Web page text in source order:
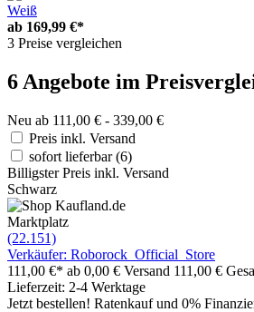
Weiß
ab 169,99 €*
3 Preise vergleichen
6 Angebote im
Neu ab 111,00 € - 339,00 €
Preis inkl. Versand
sofort lieferbar(6)
Billigster Preis inkl. Versand
Schwarz
Marktplatz
(22.151)
Verkäufer: Roborock_Official_Store
111,00 €* ab 0,00 € Versand 111,00 €
Lieferzeit: 2-4 Werktage
Jetzt bestellen! Ratenkauf und 0%